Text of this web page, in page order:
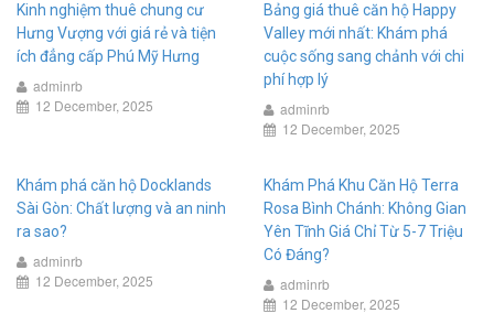
Kinh nghiệm thuê chung cư
Hưng Vượng với giá rẻ và tiện
ích đẳng cấp Phú Mỹ Hưng
adminrb
12 December, 2025
Bảng giá thuê căn hộ Happy
Valley mới nhất: Khám phá
cuộc sống sang chảnh với chi
phí hợp lý
adminrb
12 December, 2025
Khám phá căn hộ Docklands
Sài Gòn: Chất lượng và an ninh
ra sao?
adminrb
12 December, 2025
Khám Phá Khu Căn Hộ Terra
Rosa Bình Chánh: Không Gian
Yên Tĩnh Giá Chỉ Từ 5-7 Triệu
Có Đáng?
adminrb
12 December, 2025